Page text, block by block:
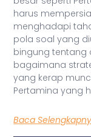
harus
menghadapi
pola soal yang
bingung tentang
bagaimana
yang kerap
Pertamina yang
Baca